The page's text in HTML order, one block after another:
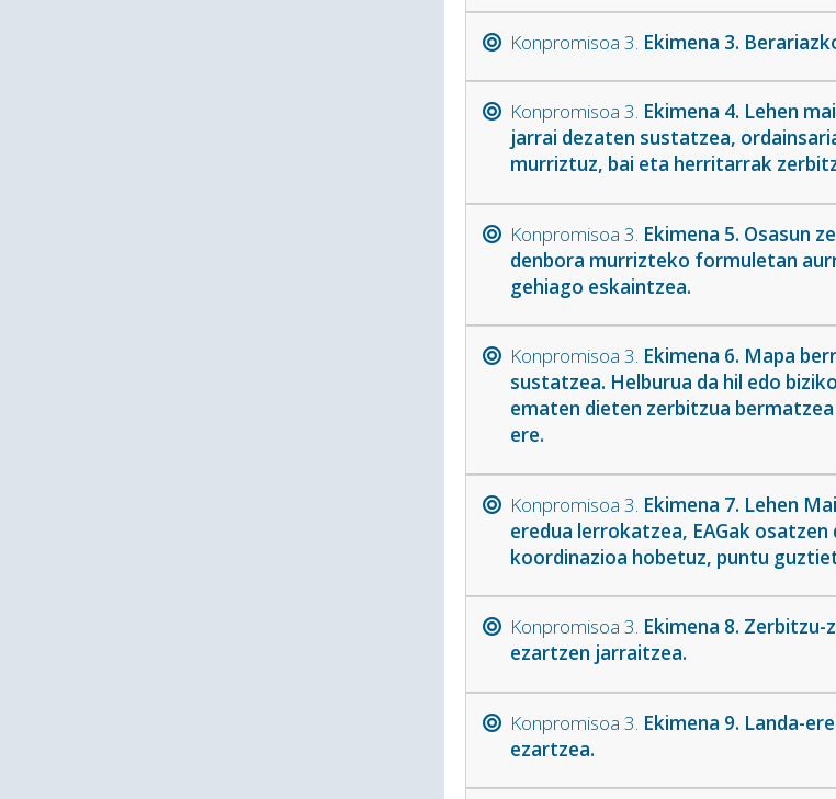
Konpromisoa 3. Ekimena 3.
Konpromisoa 3. Ekimena 4. Lehen
jarrai dezaten sustatzea,
murriztuz, bai eta herritarrak
Konpromisoa 3. Ekimena 5. Osasun
denbora murrizteko formuletan
gehiago eskaintzea.
Konpromisoa 3. Ekimena 6. Mapa
sustatzea. Helburua da hil edo
ematen dieten zerbitzua
ere.
Konpromisoa 3. Ekimena 7. Lehen
eredua lerrokatzea, EAGak
koordinazioa hobetuz, puntu
Konpromisoa 3. Ekimena 8.
ezartzen jarraitzea.
Konpromisoa 3. Ekimena 9. Landa-
ezartzea.